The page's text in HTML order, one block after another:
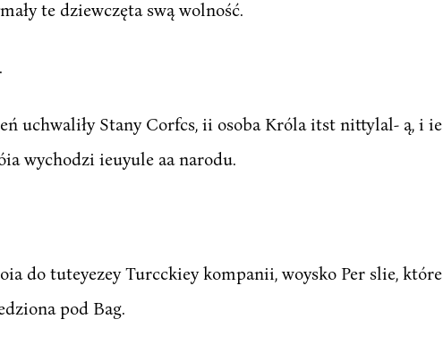
te dziewczęta swą wolność.
uchwaliły Stany Corfcs, ii osoba Króla itst nittylal- ą, i
wychodzi ieuyule aa narodu.
do tuteyezey Turcckiey kompanii, woysko Per slie,
pod Bag.